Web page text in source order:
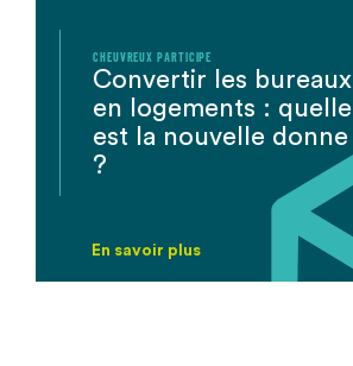
CHEUVREUX PARTICIPE
Convertir les bureaux
en logements : quelle
est la nouvelle donne
?
En savoir plus